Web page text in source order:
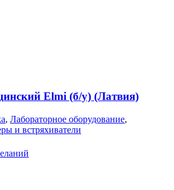
Elmi (б/у) (Латвия)
, Лабораторное оборудование,
и встряхиватели